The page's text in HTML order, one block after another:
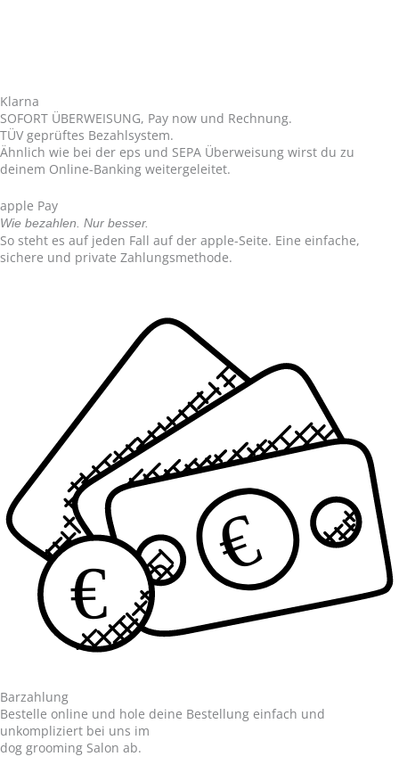
Klarna
SOFORT ÜBERWEISUNG, Pay now und Rechnung.
TÜV geprüftes Bezahlsystem.
Ähnlich wie bei der eps und SEPA Überweisung wirst du zu
deinem Online-Banking weitergeleitet.
apple Pay
Wie bezahlen. Nur besser.
So steht es auf jeden Fall auf der apple-Seite. Eine einfache,
sichere und private Zahlungsmethode.
€
€
Barzahlung
Bestelle online und hole deine Bestellung einfach und
unkompliziert bei uns im
dog grooming Salon ab.